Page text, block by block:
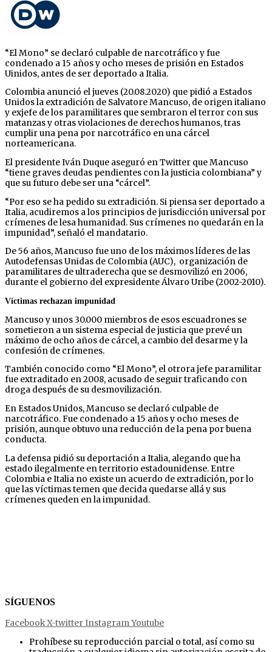
“El Mono” se declaró culpable de narcotráfico y fue
condenado a 15 años y ocho meses de prisión en Estados
Uinidos, antes de ser deportado a Italia.
Colombia anunció el jueves (20.08.2020) que pidió a Estados
Unidos la extradición de Salvatore Mancuso, de origen italiano
y exjefe de los paramilitares que sembraron el terror con sus
matanzas y otras violaciones de derechos humanos, tras
cumplir una pena por narcotráfico en una cárcel
norteamericana.
El presidente Iván Duque aseguró en Twitter que Mancuso
“tiene graves deudas pendientes con la justicia colombiana” y
que su futuro debe ser una “cárcel”.
“Por eso se ha pedido su extradición. Si piensa ser deportado a
Italia, acudiremos a los principios de jurisdicción universal por
crímenes de lesa humanidad. Sus crímenes no quedarán en la
impunidad”, señaló el mandatario.
De 56 años, Mancuso fue uno de los máximos líderes de las
Autodefensas Unidas de Colombia (AUC), organización de
paramilitares de ultraderecha que se desmovilizó en 2006,
durante el gobierno del expresidente Álvaro Uribe (2002-2010).
Víctimas rechazan impunidad
Mancuso y unos 30.000 miembros de esos escuadrones se
sometieron a un sistema especial de justicia que prevé un
máximo de ocho años de cárcel, a cambio del desarme y la
confesión de crímenes.
También conocido como “El Mono”, el otrora jefe paramilitar
fue extraditado en 2008, acusado de seguir traficando con
droga después de su desmovilización.
En Estados Unidos, Mancuso se declaró culpable de
narcotráfico. Fue condenado a 15 años y ocho meses de
prisión, aunque obtuvo una reducción de la pena por buena
conducta.
La defensa pidió su deportación a Italia, alegando que ha
estado ilegalmente en territorio estadounidense. Entre
Colombia e Italia no existe un acuerdo de extradición, por lo
que las víctimas temen que decida quedarse allá y sus
crímenes queden en la impunidad.
SÍGUENOS
FacebookX-twitterInstagramYoutube
Prohíbese su reproducción parcial o total, así como su